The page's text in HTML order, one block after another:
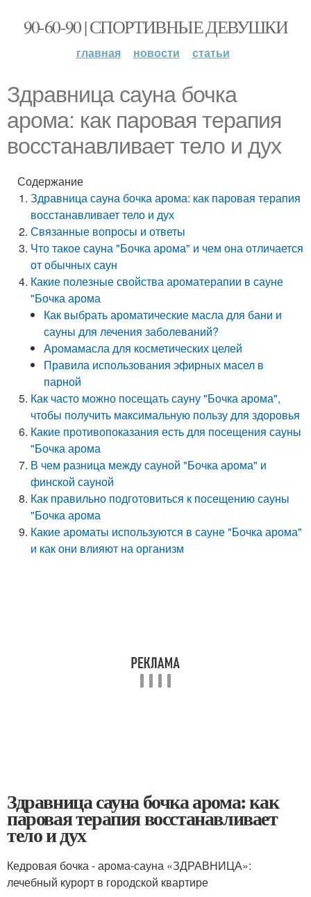
90-60-90 | СПОРТИВНЫЕ ДЕВУШКИ
главная новости статьи
Здравница сауна бочка
арома: как паровая терапия
восстанавливает тело и дух
Содержание
Здравница сауна бочка арома: как паровая терапия
восстанавливает тело и дух
Связанные вопросы и ответы
Что такое сауна "Бочка арома" и чем она отличается
от обычных саун
Какие полезные свойства ароматерапии в сауне
"Бочка арома
Как выбрать ароматические масла для бани и
сауны для лечения заболеваний?
Аромамасла для косметических целей
Правила использования эфирных масел в
парной
Как часто можно посещать сауну "Бочка арома",
чтобы получить максимальную пользу для здоровья
Какие противопоказания есть для посещения сауны
"Бочка арома
В чем разница между сауной "Бочка арома" и
финской сауной
Как правильно подготовиться к посещению сауны
"Бочка арома
Какие ароматы используются в сауне "Бочка арома"
и как они влияют на организм
Здравница сауна бочка арома: как
паровая терапия восстанавливает
тело и дух
Кедровая бочка - арома-сауна «ЗДРАВНИЦА»:
лечебный курорт в городской квартире